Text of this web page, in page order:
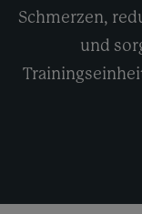
Schmerzen,
und